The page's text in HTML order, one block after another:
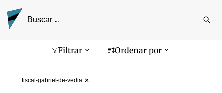
Filtrar Ordenar por
fiscal-gabriel-de-vedia
Pantalla de búsqueda